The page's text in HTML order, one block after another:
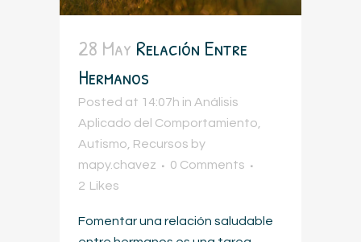
28 May Relación Entre
Hermanos
Posted at 14:07h in Análisis
Aplicado del Comportamiento
Autismo Recursos by
mapy.chavez
0 Comments
2 Likes
Fomentar una relación saludable